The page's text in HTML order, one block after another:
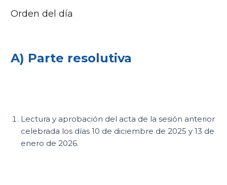
Orden del día
A) Parte resolutiva
Lectura y aprobación del acta de la sesión anterior
celebrada los días 10 de diciembre de 2025 y 13 de
enero de 2026.